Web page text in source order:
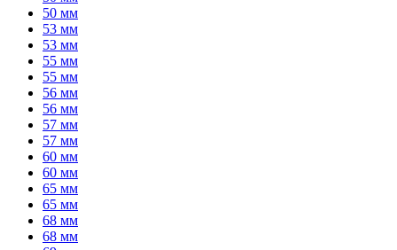
50 мм
53 мм
53 мм
55 мм
55 мм
56 мм
56 мм
57 мм
57 мм
60 мм
60 мм
65 мм
65 мм
68 мм
68 мм